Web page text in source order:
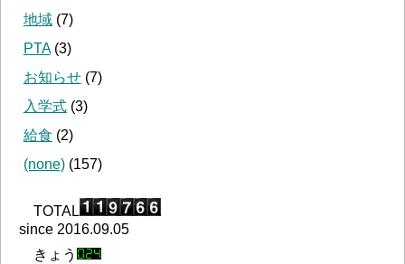
地域 (7)
PTA (3)
お知らせ (7)
入学式 (3)
給食 (2)
(none) (157)
TOTAL
since 2016.09.05
きょう